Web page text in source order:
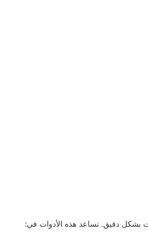
بشكل دقيق. تساعد هذه الأدوات في: